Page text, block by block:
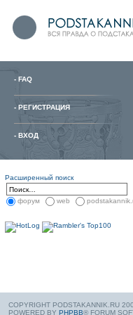
- FAQ
- РЕГИСТРАЦИЯ
- ВХОД
Расширенный поиск
форум web
COPYRIGHT PODSTAKANNIK.RU
POWERED BY PHPBB® FORUM